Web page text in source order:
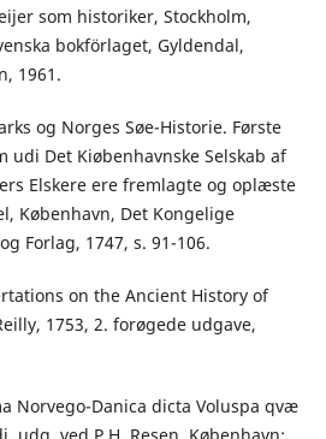
som historiker, Stockholm,
bokförlaget, Gyldendal,
1961.
og Norges Søe-Historie. Første
udi Det Kiøbenhavnske Selskab af
Elskere ere fremlagte og oplæste
København, Det Kongelige
Forlag, 1747, s. 91-106.
on the Ancient History of
1753, 2. forøgede udgave,
Norvego-Danica dicta Voluspa qvæ